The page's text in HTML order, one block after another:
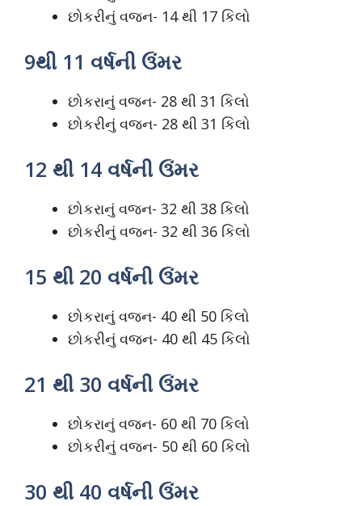
છોકરીનું વજન- 14 થી 17 કિલો
9થી 11 વર્ષની ઉંમર
છોકરાનું વજન- 28 થી 31 કિલો
છોકરીનું વજન- 28 થી 31 કિલો
12 થી 14 વર્ષની ઉંમર
છોકરાનું વજન- 32 થી 38 કિલો
છોકરીનું વજન- 32 થી 36 કિલો
15 થી 20 વર્ષની ઉંમર
છોકરાનું વજન- 40 થી 50 કિલો
છોકરીનું વજન- 40 થી 45 કિલો
21 થી 30 વર્ષની ઉંમર
છોકરાનું વજન- 60 થી 70 કિલો
છોકરીનું વજન- 50 થી 60 કિલો
30 થી 40 વર્ષની ઉંમર